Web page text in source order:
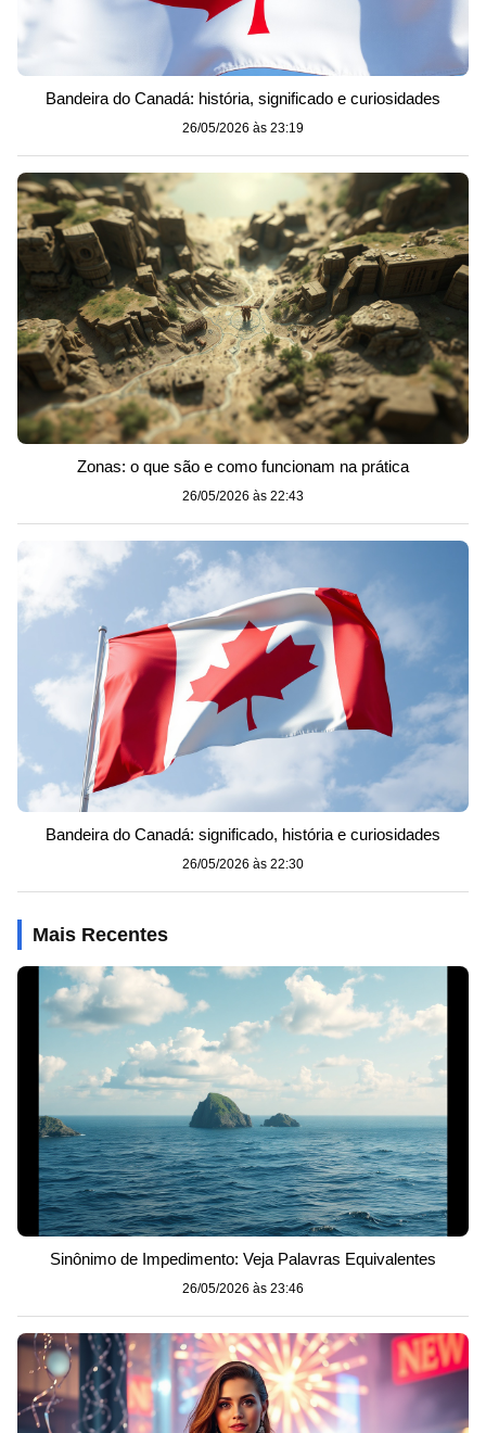
Bandeira do Canadá: história, significado e curiosidades
26/05/2026 às 23:19
Zonas: o que são e como funcionam na prática
26/05/2026 às 22:43
Bandeira do Canadá: significado, história e curiosidades
26/05/2026 às 22:30
Mais Recentes
Sinônimo de Impedimento: Veja Palavras Equivalentes
26/05/2026 às 23:46